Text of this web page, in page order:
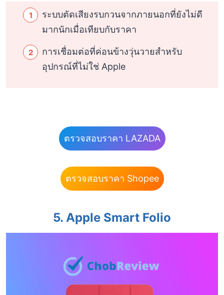
ระบบตัดเสียงรบกวนจากภายนอกที่ยังไม่ดี
มากนักเมื่อเทียบกับราคา
การเชื่อมต่อที่ค่อนข้างวุ่นวายสำหรับ
อุปกรณ์ที่ไม่ใช่ Apple
ตรวจสอบราคา LAZADA
ตรวจสอบราคา Shopee
5. Apple Smart Folio